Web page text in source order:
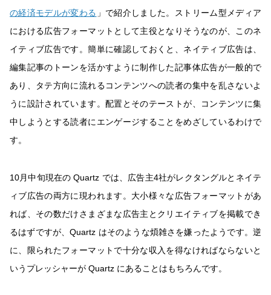
の経済モデルが変わる 」で紹介しました。ストリーム型メディア
における広告フォーマットとして主役となりそうなのが、このネ
イティブ広告です。簡単に確認しておくと、ネイティブ広告は、
編集記事のトーンを活かすように制作した記事体広告が一般的で
あり、タテ方向に流れるコンテンツへの読者の集中を乱さないよ
うに設計されています。配置とそのテーストが、コンテンツに集
中しようとする読者にエンゲージすることをめざしているわけで
す。
10月中旬現在の Quartz では、広告主4社がレクタングルとネイテ
ィブ広告の両方に現われます。大小様々な広告フォーマットがあ
れば、その数だけさまざまな広告主とクリエイティブを掲載でき
るはずですが、Quartz はそのような煩雑さを嫌ったようです。逆
に、限られたフォーマットで十分な収入を得なければならないと
いうプレッシャーが Quartz にあることはもちろんです。